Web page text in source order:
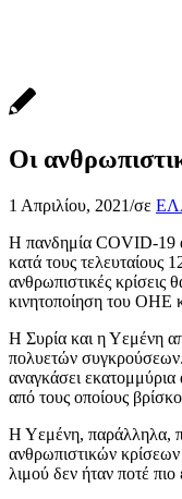
Οι
1 Απριλίου, 2021/σε
Η πανδημία COVID-19
κατά τους τελευταίους
ανθρωπιστικές κρίσεις
κινητοποίηση του ΟΗΕ
Η Συρία και η Υεμένη
πολυετών
αναγκάσει
από τους οποίους
Η Υεμένη, παράλληλα,
ανθρωπιστικών
λιμού δεν ήταν ποτέ πιο